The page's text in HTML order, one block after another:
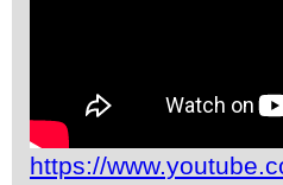
https://